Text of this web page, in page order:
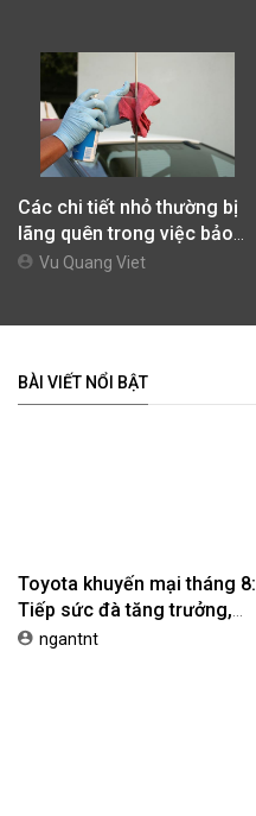
Các chi tiết nhỏ thường bị
lãng quên trong việc bảo
dưỡng xe ô tô
Vu Quang Viet
BÀI VIẾT NỔI BẬT
Toyota khuyến mại tháng 8:
Tiếp sức đà tăng trưởng,
tối ưu chi phí mua xe
ngantnt